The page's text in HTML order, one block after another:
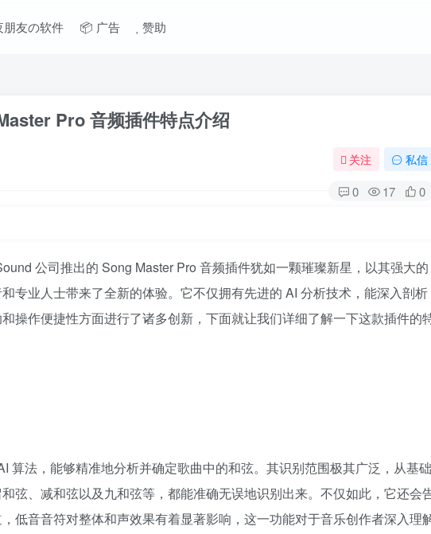
朋友の软件 📦 广告 赞助
Pro 音频插件特点介绍​
关注 私信
0 17 0
公司推出的 Song Master Pro 音频插件犹如一颗璀璨新星，以其强大的
专业人士带来了全新的体验。它不仅拥有先进的 AI 分析技术，能深入剖析
操作便捷性方面进行了诸多创新，下面就让我们详细了解一下这款插件的
算法，能够精准地分析并确定歌曲中的和弦。其识别范围极其广泛，从基础
弦、减和弦以及九和弦等，都能准确无误地识别出来。不仅如此，它还会
低音音符对整体和声效果有着显著影响，这一功能对于音乐创作者深入理